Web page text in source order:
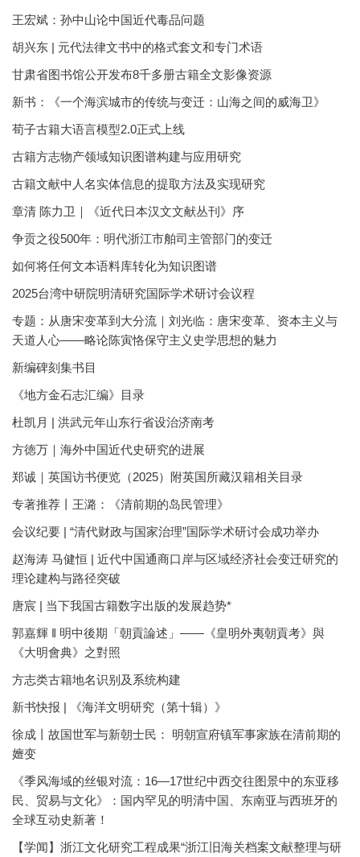
王宏斌：孙中山论中国近代毒品问题
胡兴东 | 元代法律文书中的格式套文和专门术语
甘肃省图书馆公开发布8千多册古籍全文影像资源
新书：《一个海滨城市的传统与变迁：山海之间的威海卫》
荀子古籍大语言模型2.0正式上线
古籍方志物产领域知识图谱构建与应用研究
古籍文献中人名实体信息的提取方法及实现研究
章清 陈力卫｜《近代日本汉文文献丛刊》序
争贡之役500年：明代浙江市舶司主管部门的变迁
如何将任何文本语料库转化为知识图谱
2025台湾中研院明清研究国际学术研讨会议程
专题：从唐宋变革到大分流｜刘光临：唐宋变革、资本主义与
天道人心——略论陈寅恪保守主义史学思想的魅力
新编碑刻集书目
《地方金石志汇编》目录
杜凯月 | 洪武元年山东行省设治济南考
方徳万｜海外中国近代史研究的进展
郑诚｜英国访书便览（2025）附英国所藏汉籍相关目录
专著推荐丨王潞：《清前期的岛民管理》
会议纪要 | “清代财政与国家治理”国际学术研讨会成功举办
赵海涛 马健恒 | 近代中国通商口岸与区域经济社会变迁研究的
理论建构与路径突破
唐宸 | 当下我国古籍数字出版的发展趋势*
郭嘉輝 ‖ 明中後期「朝貢論述」——《皇明外夷朝貢考》與
《大明會典》之對照
方志类古籍地名识别及系统构建
新书快报 | 《海洋文明研究（第十辑）》
徐成丨故国世军与新朝士民： 明朝宣府镇军事家族在清前期的
嬗变
《季风海域的丝银对流：16—17世纪中西交往图景中的东亚移
民、贸易与文化》：国内罕见的明清中国、东南亚与西班牙的
全球互动史新著！
【学闻】浙江文化研究工程成果“浙江旧海关档案文献整理与研